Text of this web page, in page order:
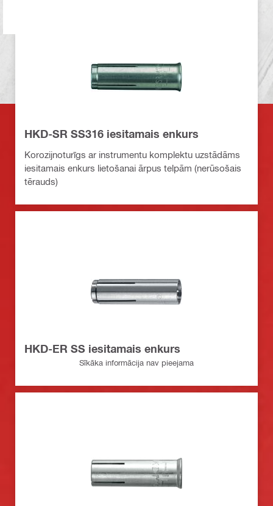
HKD-SR SS316 iesitamais enkurs
Korozijnoturīgs ar instrumentu komplektu uzstādāms
iesitamais enkurs lietošanai ārpus telpām (nerūsošais
tērauds)
HKD-ER SS iesitamais enkurs
Sīkāka informācija nav pieejama